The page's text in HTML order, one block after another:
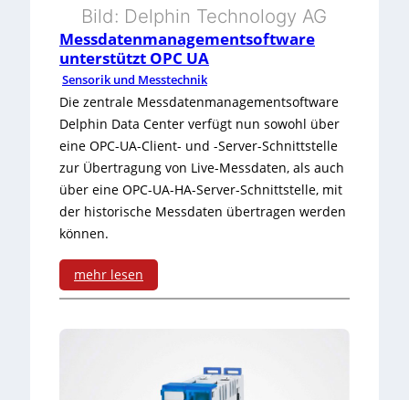
i
s
i
e
r
u
n
g
m
Bild: Delphin Technology AG
Messdatenmanagementsoftware
unterstützt OPC UA
Sensorik und Messtechnik
Die zentrale Messdatenmanagementsoftware
Delphin Data Center verfügt nun sowohl über
eine OPC-UA-Client- und -Server-Schnittstelle
zur Übertragung von Live-Messdaten, als auch
über eine OPC-UA-HA-Server-Schnittstelle, mit
der historische Messdaten übertragen werden
können.
mehr lesen
:
M